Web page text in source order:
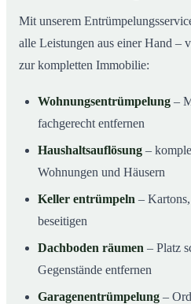
Mit unserem
alle Leistungen aus einer Hand –
zur kompletten Immobilie:
Wohnungsentrümpelung –
fachgerecht entfernen
Haushaltsauflösung –
Wohnungen und Häusern
Keller entrümpeln –
beseitigen
Dachboden räumen – Platz
Gegenstände entfernen
Garagenentrümpelung –